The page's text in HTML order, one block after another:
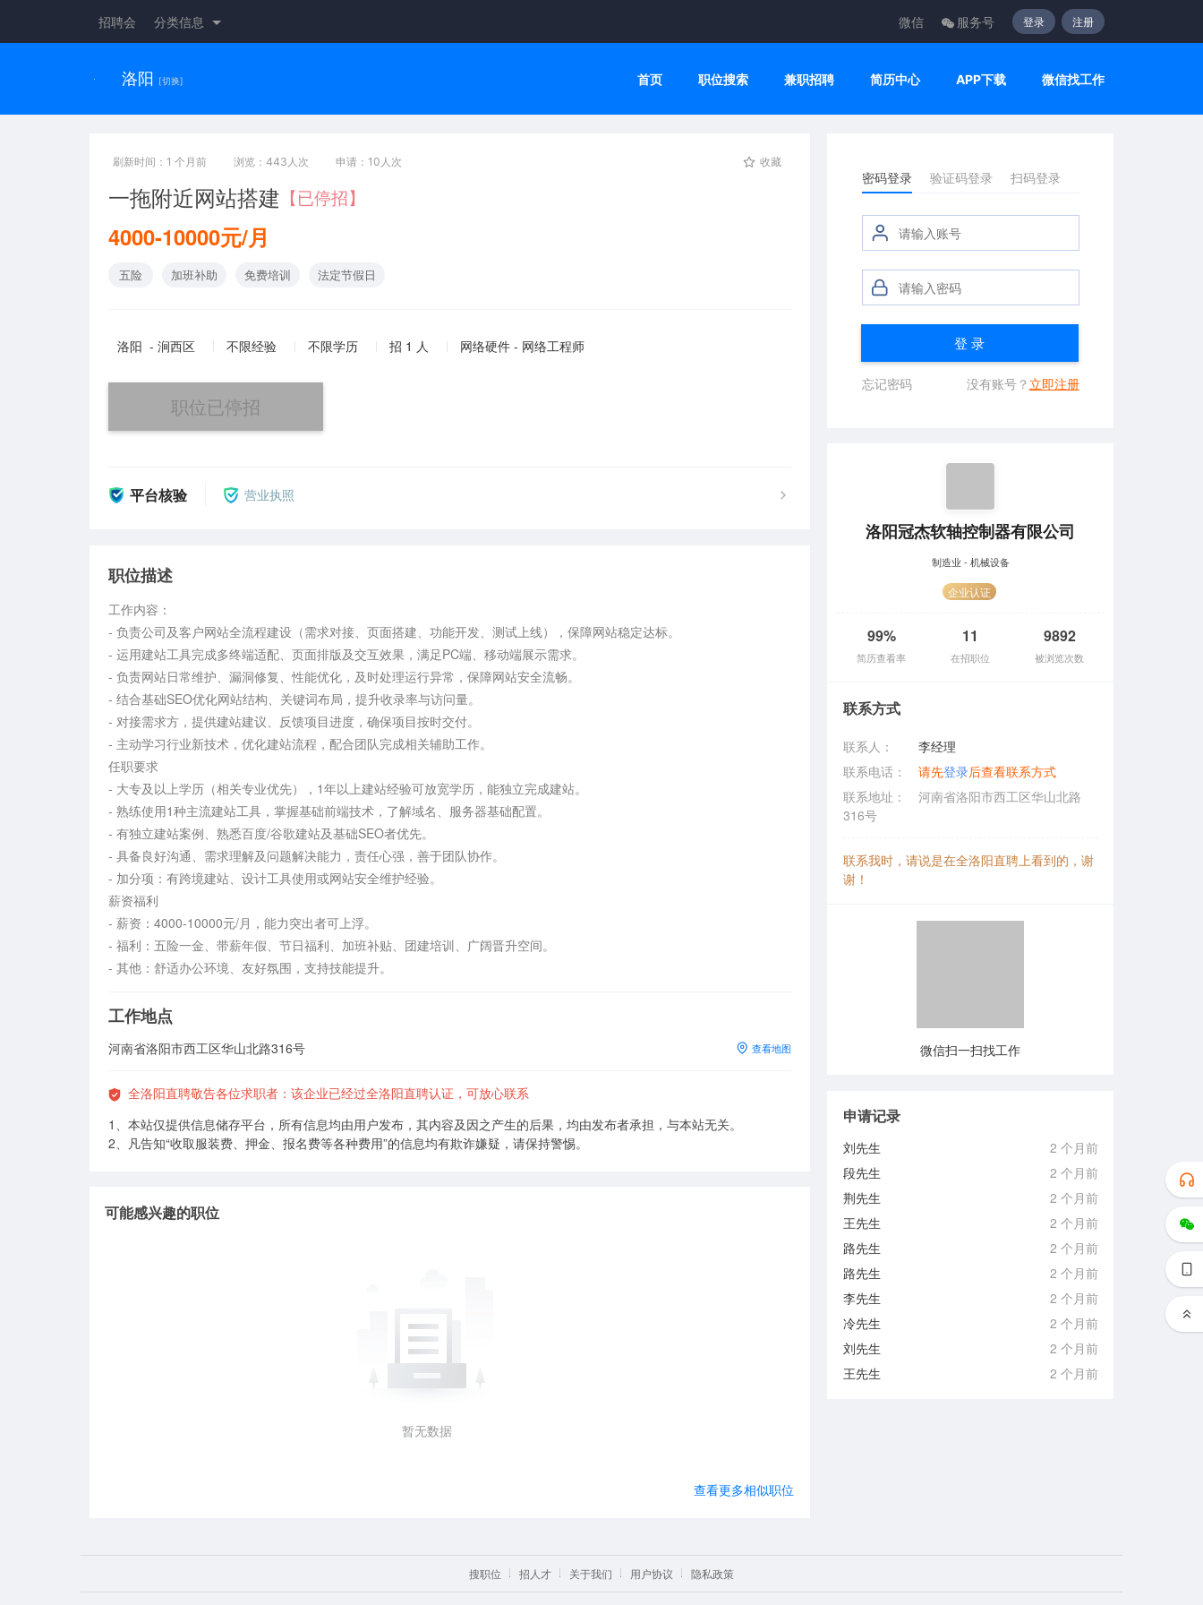
招聘会 分类信息 微信 服务号 登录 注册
洛阳 [切换] 首页 职位搜索 兼职招聘 简历中心 APP下载 微信找工作
刷新时间：1 个月前 浏览：443人次 申请：10人次 收藏
一拖附近网站搭建 【已停招】
4000-10000元/月
五险 加班补助 免费培训 法定节假日
洛阳 - 涧西区 不限经验 不限学历 招 1 人 网络硬件 - 网络工程师
职位已停招
平台核验 营业执照
职位描述
工作内容：
- 负责公司及客户网站全流程建设（需求对接、页面搭建、功能开发、测试上线），保障网站稳定达标。
- 运用建站工具完成多终端适配、页面排版及交互效果，满足PC端、移动端展示需求。
- 负责网站日常维护、漏洞修复、性能优化，及时处理运行异常，保障网站安全流畅。
- 结合基础SEO优化网站结构、关键词布局，提升收录率与访问量。
- 对接需求方，提供建站建议、反馈项目进度，确保项目按时交付。
- 主动学习行业新技术，优化建站流程，配合团队完成相关辅助工作。
任职要求
- 大专及以上学历（相关专业优先），1年以上建站经验可放宽学历，能独立完成建站。
- 熟练使用1种主流建站工具，掌握基础前端技术，了解域名、服务器基础配置。
- 有独立建站案例、熟悉百度/谷歌建站及基础SEO者优先。
- 具备良好沟通、需求理解及问题解决能力，责任心强，善于团队协作。
- 加分项：有跨境建站、设计工具使用或网站安全维护经验。
薪资福利
- 薪资：4000-10000元/月，能力突出者可上浮。
- 福利：五险一金、带薪年假、节日福利、加班补贴、团建培训、广阔晋升空间。
- 其他：舒适办公环境、友好氛围，支持技能提升。
工作地点
河南省洛阳市西工区华山北路316号 查看地图
全洛阳直聘敬告各位求职者：该企业已经过全洛阳直聘认证，可放心联系
1、本站仅提供信息储存平台，所有信息均由用户发布，其内容及因之产生的后果，均由发布者承担，与本站无关。
2、凡告知“收取服装费、押金、报名费等各种费用”的信息均有欺诈嫌疑，请保持警惕。
可能感兴趣的职位
暂无数据
查看更多相似职位
密码登录 验证码登录 扫码登录
登 录
忘记密码 没有账号？ 立即注册
洛阳冠杰软轴控制器有限公司
制造业 - 机械设备
企业认证
99%
简历查看率
11
在招职位
9892
被浏览次数
联系方式
联系人：
李经理
联系电话：
请先登录后查看联系方式
联系地址：
河南省洛阳市西工区华山北路
316号
联系我时，请说是在全洛阳直聘上看到的，谢
谢！
微信扫一扫找工作
申请记录
刘先生
2 个月前
段先生
2 个月前
荆先生
2 个月前
王先生
2 个月前
路先生
2 个月前
路先生
2 个月前
李先生
2 个月前
冷先生
2 个月前
刘先生
2 个月前
王先生
2 个月前
搜职位 招人才 关于我们 用户协议 隐私政策